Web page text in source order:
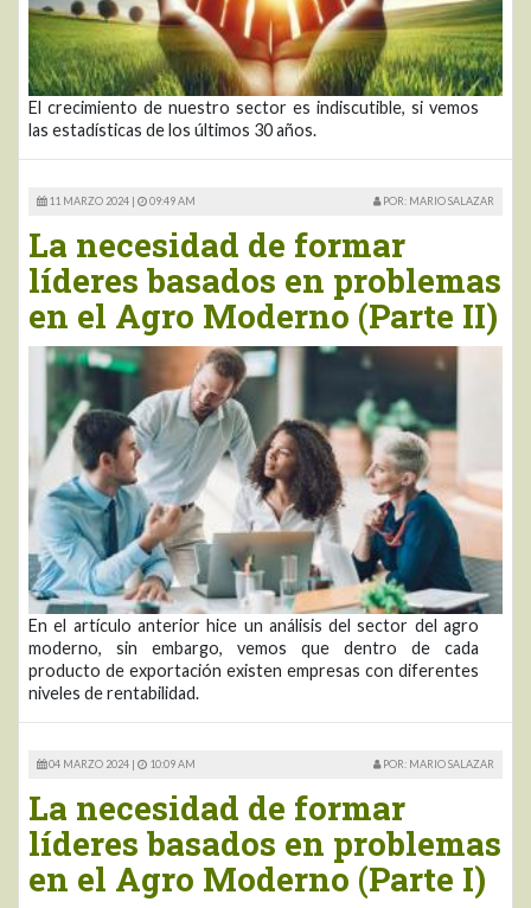
El crecimiento de nuestro sector es indiscutible, si vemos
las estadísticas de los últimos 30 años.
11 MARZO 2024 | 09:49 AM POR: MARIO SALAZAR
La necesidad de formar
líderes basados en problemas
en el Agro Moderno (Parte II)
En el artículo anterior hice un análisis del sector del agro
moderno, sin embargo, vemos que dentro de cada
producto de exportación existen empresas con diferentes
niveles de rentabilidad.
04 MARZO 2024 | 10:09 AM POR: MARIO SALAZAR
La necesidad de formar
líderes basados en problemas
en el Agro Moderno (Parte I)